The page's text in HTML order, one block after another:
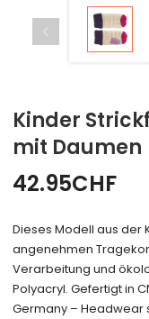
Kinder
mit Daumen
42.95CHF
Dieses Modell aus der
angenehmen
Verarbeitung und
Polyacryl. Gefertigt in
Germany – Headwear